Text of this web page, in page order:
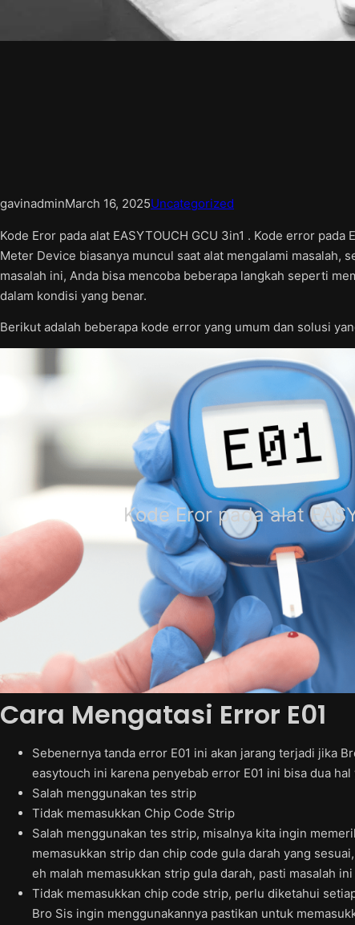
gavinadminMarch 16, 2025Uncategorized
Kode Eror pada alat EASYTOUCH GCU 3in1 . Kode error
Meter Device biasanya muncul saat alat mengalami masalah,
masalah ini, Anda bisa mencoba beberapa langkah seperti
dalam kondisi yang benar.
Berikut adalah beberapa kode error yang umum dan solusi
Kode Eror pada alat
Cara Mengatasi Error E01
Sebenernya tanda error E01 ini akan jarang terjadi jika
easytouch ini karena penyebab error E01 ini bisa dua hal
Salah menggunakan tes strip
Tidak memasukkan Chip Code Strip
Salah menggunakan tes strip, misalnya kita ingin
memasukkan strip dan chip code gula darah yang
eh malah memasukkan strip gula darah, pasti masalah
Tidak memasukkan chip code strip, perlu diketahui
Bro Sis ingin menggunakannya pastikan untuk